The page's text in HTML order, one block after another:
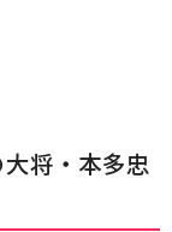
将・本多忠